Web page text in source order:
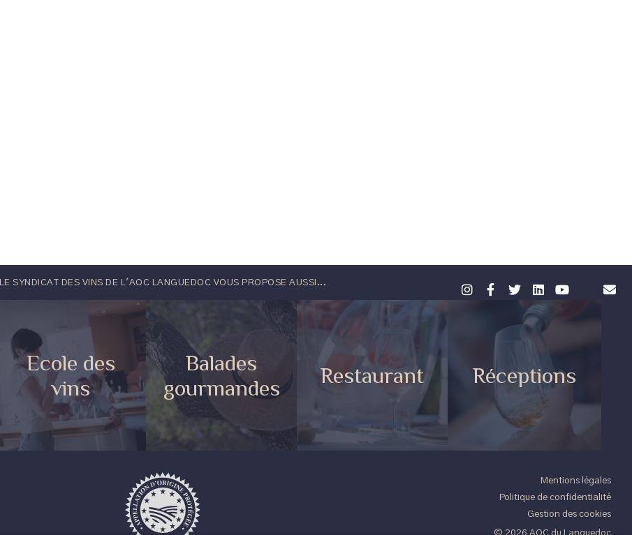
LE SYNDICAT DES VINS DE L'AOC LANGUEDOC VOUS PROPOSE AUSSI...
Ecole des
vins
Balades
gourmandes
Restaurant Réceptions
Mentions légales
Politique de confidentialité
Gestion des cookies
© 2026 AOC du Languedoc